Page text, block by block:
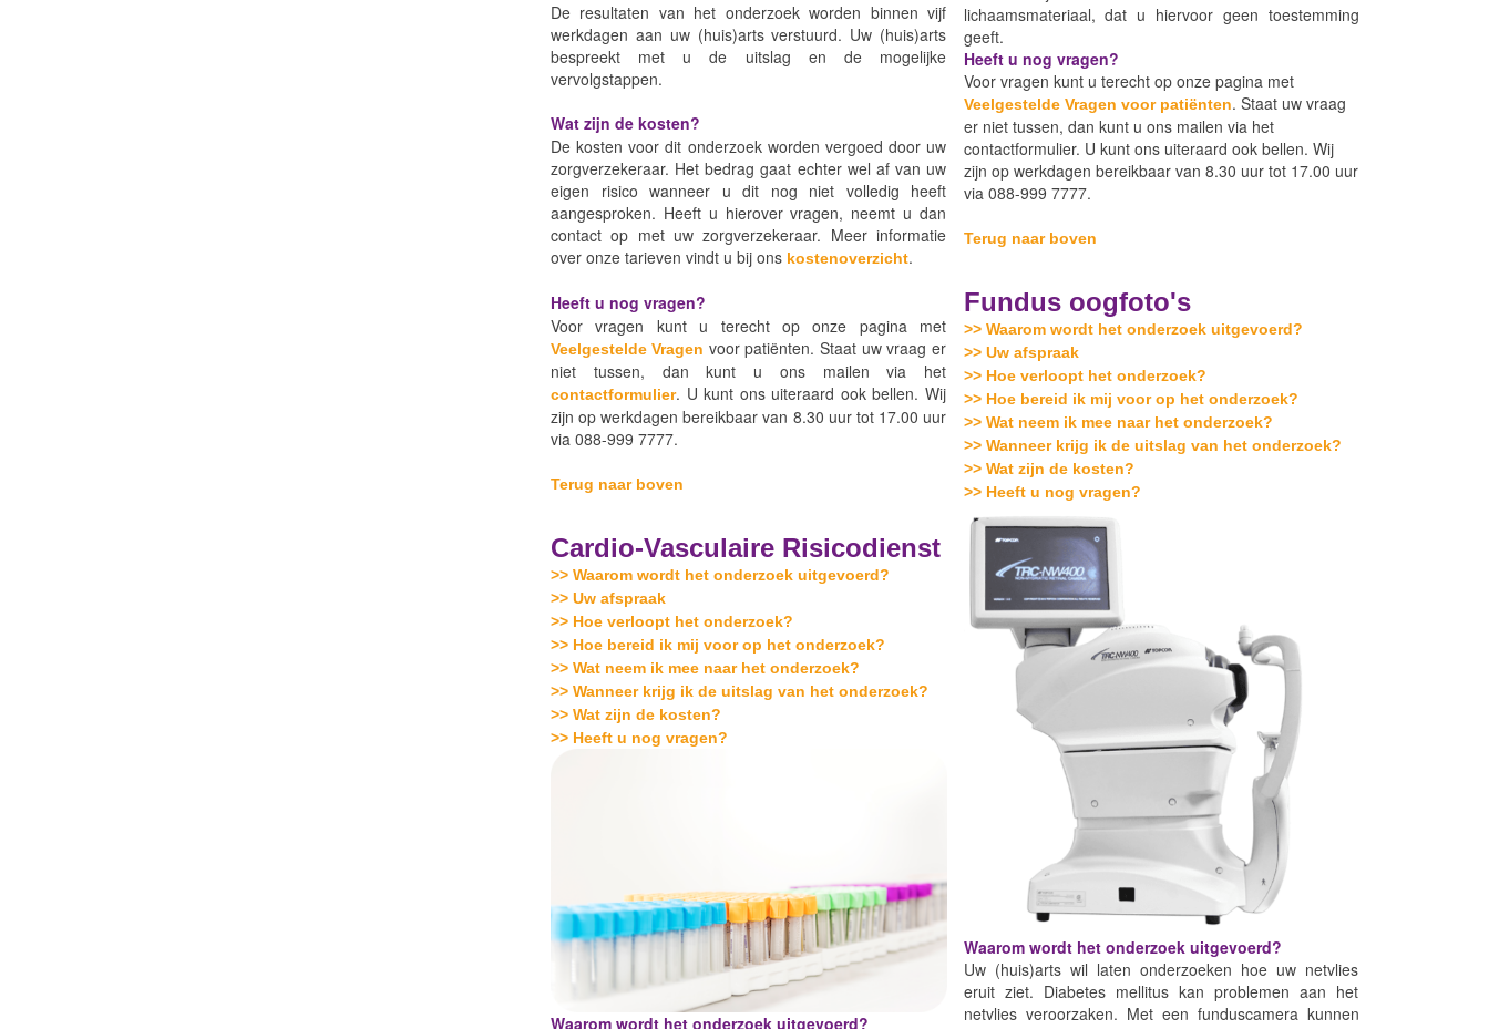
De resultaten van het onderzoek worden binnen vijf
werkdagen aan uw (huis)arts verstuurd. Uw (huis)arts
bespreekt met u de uitslag en de mogelijke
vervolgstappen.
Wat zijn de kosten?
De kosten voor dit onderzoek worden vergoed door uw
zorgverzekeraar. Het bedrag gaat echter wel af van uw
eigen risico wanneer u dit nog niet volledig heeft
aangesproken. Heeft u hierover vragen, neemt u dan
contact op met uw zorgverzekeraar. Meer informatie
over onze tarieven vindt u bij ons kostenoverzicht.
Heeft u nog vragen?
Voor vragen kunt u terecht op onze pagina met
Veelgestelde Vragen voor patiënten. Staat uw vraag er
niet tussen, dan kunt u ons mailen via het
contactformulier. U kunt ons uiteraard ook bellen. Wij
zijn op werkdagen bereikbaar van 8.30 uur tot 17.00 uur
via 088-999 7777.
Terug naar boven
Cardio-Vasculaire Risicodienst
>> Waarom wordt het onderzoek uitgevoerd?
>> Uw afspraak
>> Hoe verloopt het onderzoek?
>> Hoe bereid ik mij voor op het onderzoek?
>> Wat neem ik mee naar het onderzoek?
>> Wanneer krijg ik de uitslag van het onderzoek?
>> Wat zijn de kosten?
>> Heeft u nog vragen?
Waarom wordt het onderzoek uitgevoerd?
lichaamsmateriaal, dat u hiervoor geen toestemming
geeft.
Heeft u nog vragen?
Voor vragen kunt u terecht op onze pagina met
Veelgestelde Vragen voor patiënten. Staat uw vraag
er niet tussen, dan kunt u ons mailen via het
contactformulier. U kunt ons uiteraard ook bellen. Wij
zijn op werkdagen bereikbaar van 8.30 uur tot 17.00 uur
via 088-999 7777.
Terug naar boven
Fundus oogfoto's
>> Waarom wordt het onderzoek uitgevoerd?
>> Uw afspraak
>> Hoe verloopt het onderzoek?
>> Hoe bereid ik mij voor op het onderzoek?
>> Wat neem ik mee naar het onderzoek?
>> Wanneer krijg ik de uitslag van het onderzoek?
>> Wat zijn de kosten?
>> Heeft u nog vragen?
Waarom wordt het onderzoek uitgevoerd?
Uw (huis)arts wil laten onderzoeken hoe uw netvlies
eruit ziet. Diabetes mellitus kan problemen aan het
netvlies veroorzaken. Met een funduscamera kunnen